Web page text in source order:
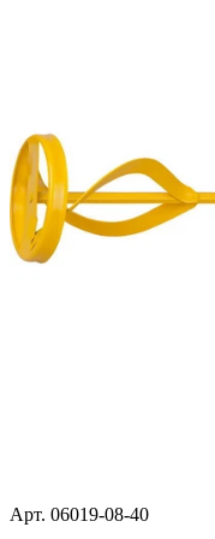
Арт. 06019-08-40